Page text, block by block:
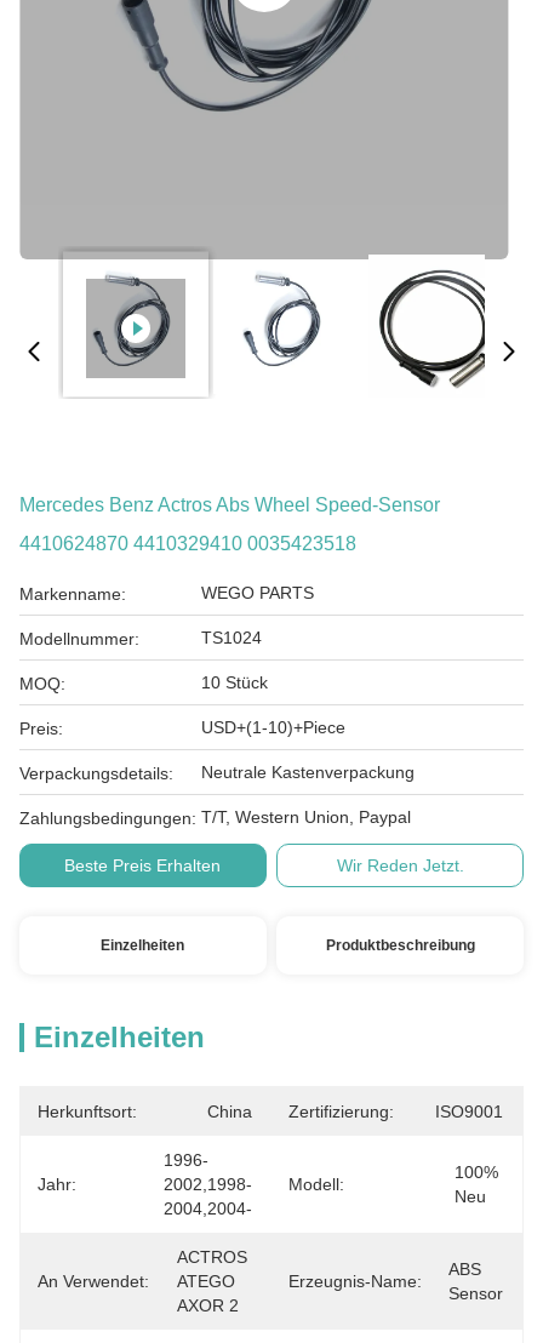
Mercedes Benz Actros Abs Wheel Speed-Sensor
4410624870 4410329410 0035423518
Markenname: WEGO PARTS
Modellnummer: TS1024
MOQ: 10 Stück
Preis: USD+(1-10)+Piece
Verpackungsdetails: Neutrale Kastenverpackung
Zahlungsbedingungen: T/T, Western Union, Paypal
Beste Preis Erhalten Wir Reden Jetzt.
Einzelheiten Produktbeschreibung
Einzelheiten
Herkunftsort: China Zertifizierung: ISO9001
Jahr:
1996-
2002,1998-
2004,2004-
Modell:
100%
Neu
An Verwendet:
ACTROS
ATEGO
AXOR 2
Erzeugnis-Name:
ABS
Sensor